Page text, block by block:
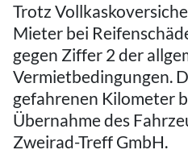
Trotz
Mieter bei
gegen Ziffer 2 der
Vermietbedingungen.
gefahrenen Kilometer
Übernahme des
Zweirad-Treff GmbH.